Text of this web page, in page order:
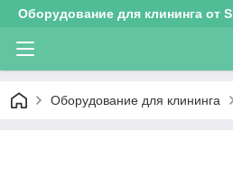
Оборудование для клининга от
Оборудование для клининга